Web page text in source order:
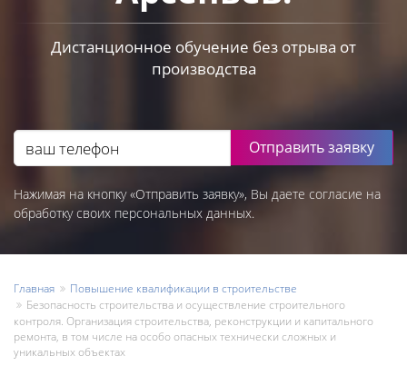
Дистанционное обучение без отрыва от
производства
Отправить заявку
Нажимая на кнопку «Отправить заявку», Вы даете согласие на
обработку своих персональных данных.
Главная
Повышение квалификации в строительстве
Безопасность строительства и осуществление строительного
контроля. Организация строительства, реконструкции и капитального
ремонта, в том числе на особо опасных технически сложных и
уникальных объектах